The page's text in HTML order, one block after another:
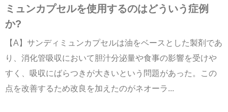
ミュンカプセルを使用するのはどういう症例
か?
【A】サンディミュンカプセルは油をベースとした製剤であ
り、消化管吸収において胆汁分泌量や食事の影響を受けや
すく、吸収にばらつきが大きいという問題があった。この
点を改善するため改良を加えたのがネオーラ...